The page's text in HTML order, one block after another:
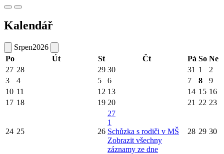
Kalendář
Srpen2026
Po
Út St Čt Pá So Ne
27 28 29 30 31 1
2
3
4 5 6 7 8
9
10 11 12 13 14 15 16
17 18 19 20 21 22 23
24 25 26
27
1
Schůzka s rodiči v MŠ
Zobrazit všechny
záznamy ze dne
28 29 30